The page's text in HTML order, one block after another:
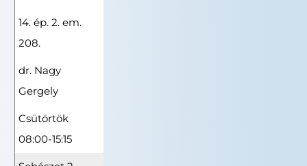
14. ép. 2. em.
208.
dr. Nagy
Gergely
Csütörtök
08:00-15:15